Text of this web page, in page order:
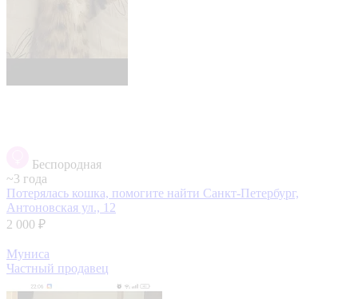
Беспородная
~3 года
Потерялась кошка, помогите найти Санкт-Петербург,
Антоновская ул., 12
2 000 ₽
Муниса
Частный продавец